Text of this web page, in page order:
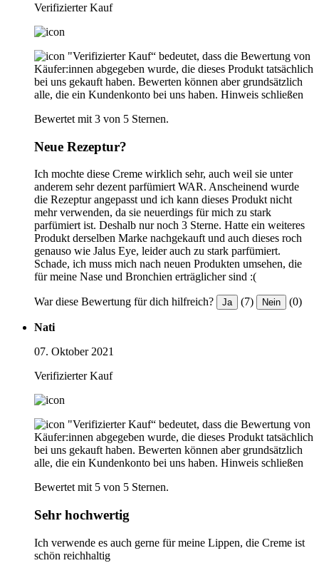
Verifizierter Kauf
"Verifizierter Kauf“ bedeutet, dass die Bewertung von
Käufer:innen abgegeben wurde, die dieses Produkt tatsächlich
bei uns gekauft haben. Bewerten können aber grundsätzlich
alle, die ein Kundenkonto bei uns haben. Hinweis schließen
Bewertet mit 3 von 5 Sternen.
Neue Rezeptur?
Ich mochte diese Creme wirklich sehr, auch weil sie unter
anderem sehr dezent parfümiert WAR. Anscheinend wurde
die Rezeptur angepasst und ich kann dieses Produkt nicht
mehr verwenden, da sie neuerdings für mich zu stark
parfümiert ist. Deshalb nur noch 3 Sterne. Hatte ein weiteres
Produkt derselben Marke nachgekauft und auch dieses roch
genauso wie Jalus Eye, leider auch zu stark parfümiert.
Schade, ich muss mich nach neuen Produkten umsehen, die
für meine Nase und Bronchien erträglicher sind :(
War diese Bewertung für dich hilfreich? Ja (7) Nein (0)
Nati
07. Oktober 2021
Verifizierter Kauf
"Verifizierter Kauf“ bedeutet, dass die Bewertung von
Käufer:innen abgegeben wurde, die dieses Produkt tatsächlich
bei uns gekauft haben. Bewerten können aber grundsätzlich
alle, die ein Kundenkonto bei uns haben. Hinweis schließen
Bewertet mit 5 von 5 Sternen.
Sehr hochwertig
Ich verwende es auch gerne für meine Lippen, die Creme ist
schön reichhaltig